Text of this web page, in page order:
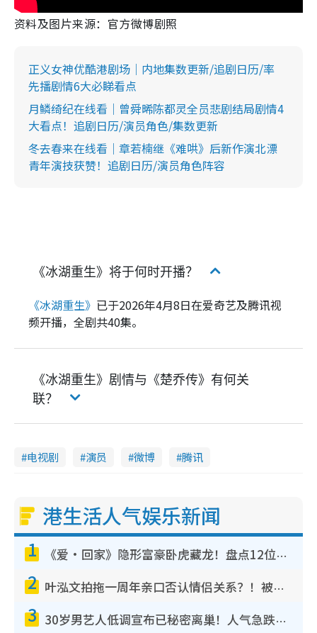
资料及图片来源：官方微博剧照
正义女神优酷港剧场｜内地集数更新/追剧日历/率
先播剧情6大必睇看点
月鳞绮纪在线看｜曾舜晞陈都灵全员悲剧结局剧情4
大看点！追剧日历/演员角色/集数更新
冬去春来在线看｜章若楠继《难哄》后新作演北漂
青年演技获赞！追剧日历/演员角色阵容
《冰湖重生》将于何时开播？
《冰湖重生》 已于2026年4月8日在爱奇艺及腾讯视
频开播，全剧共40集。
《冰湖重生》剧情与《楚乔传》有何关
联？
电视剧 演员 微博 腾讯
港生活人气娱乐新闻
1 《爱·回家》隐形富豪卧虎藏龙！盘点12位财气逼人的有钱艺人：这位美女3亿身家不愁做
2 叶泓文拍拖一周年亲口否认情侣关系？！被质疑感情造假竟称GM“普通同事”
3 30岁男艺人低调宣布已秘密离巢！人气急跌变失踪人口：“这几年过得并不容易”